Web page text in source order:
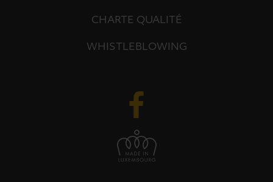
CHARTE QUALITÉ
WHISTLEBLOWING